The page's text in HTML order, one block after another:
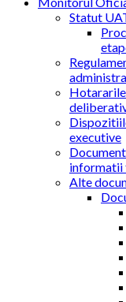
Statut
executive
informatii
Alte